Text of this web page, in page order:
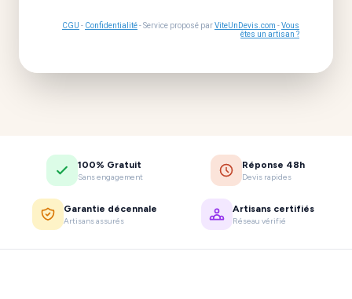
CGU - Confidentialité- Service proposé parViteUnDevis.com -Vous
êtes un artisan ?
100% Gratuit
Sans engagement
Réponse 48h
Devis rapides
Garantie décennale
Artisans assurés
Artisans certifiés
Réseau vérifié